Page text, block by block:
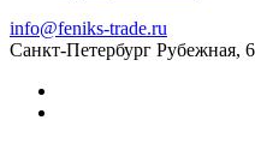
info@feniks-trade.ru
Санкт-Петербург Рубежная, 6